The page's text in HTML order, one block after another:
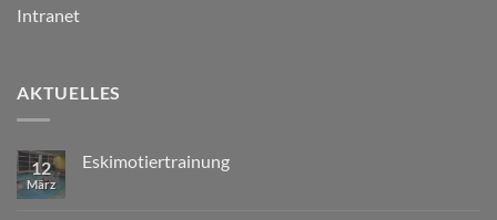
Intranet
AKTUELLES
12
März
Eskimotiertrainung